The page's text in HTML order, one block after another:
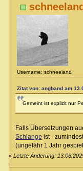
schneeland
Username: schneeland
Zitat von: angband am
Gemeint ist explizit nur
Falls Übersetzungen
Schlange ist -
(ungefähr 1 Jahr
«Letzte Änderung: